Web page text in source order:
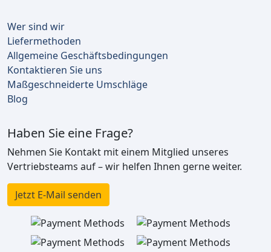
Wer sind wir
Liefermethoden
Allgemeine Geschäftsbedingungen
Kontaktieren Sie uns
Maßgeschneiderte Umschläge
Blog
Haben Sie eine Frage?
Nehmen Sie Kontakt mit einem Mitglied unseres
Vertriebsteams auf – wir helfen Ihnen gerne weiter.
Jetzt E-Mail senden